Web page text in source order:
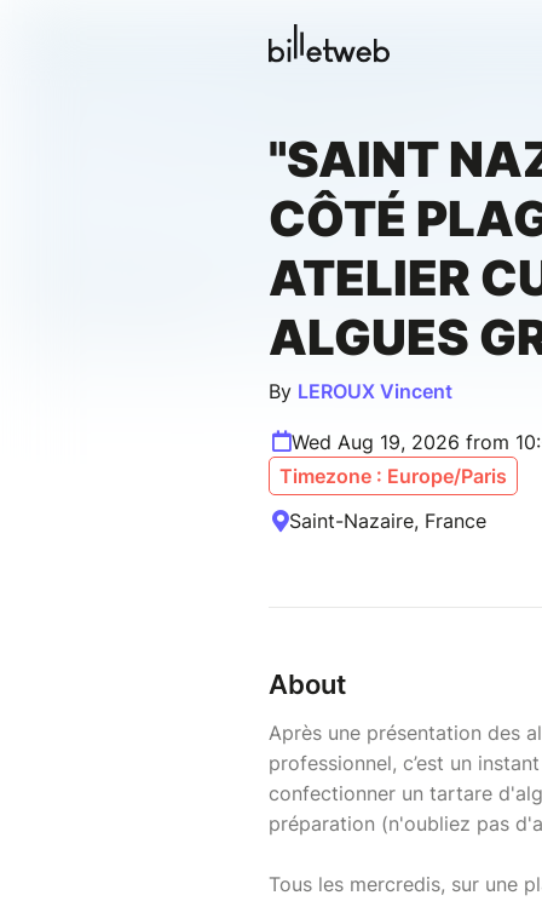
"SAINT
CÔTÉ
ATELIER
ALGUES
By LEROUX Vincent
Wed Aug 19, 2026 from
Timezone : Europe/Paris
Saint-Nazaire, France
About
Après une présentation des
professionnel, c’est un
confectionner un tartare
préparation (n'oubliez pas
Tous les mercredis, sur une